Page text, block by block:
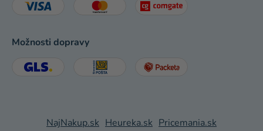
Možnosti dopravy
NajNakup.sk Heureka.sk Pricemania.sk